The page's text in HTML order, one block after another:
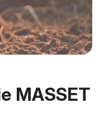
MASSET